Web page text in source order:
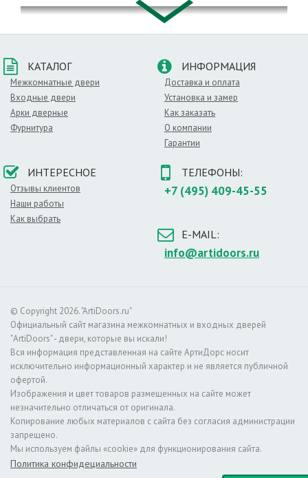
КАТАЛОГ
Межкомнатные двери
Входные двери
Арки дверные
Фурнитура
ИНФОРМАЦИЯ
Доставка и оплата
Установка и замер
Как заказать
О компании
Гарантии
ИНТЕРЕСНОЕ
Отзывы клиентов
Наши работы
Как выбрать
ТЕЛЕФОНЫ:
+7 (495) 409-45-55
E-MAIL:
info@artidoors.ru
© Copyright 2026. "ArtiDoors.ru"
Официальный сайт магазина межкомнатных и входных дверей
"ArtiDoors" - двери, которые вы искали!
Вся информация представленная на сайте АртиДорс носит
исключительно информационный характер и не является публичной
офертой.
Изображения и цвет товаров размещенных на сайте может
незначительно отличаться от оригинала.
Копирование любых материалов с сайта без согласия администрации
запрещено.
Мы используем файлы «cookie» для функционирования сайта.
Политика конфидециальности